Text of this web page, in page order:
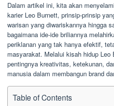
Dalam artikel ini, kita akan
karier Leo Burnett, prinsip-prinsip
warisan yang diwariskannya hingga
bagaimana ide-ide briliannya
periklanan yang tak hanya efektif,
masyarakat. Melalui kisah hidup
pentingnya kreativitas, ketekunan,
manusia dalam membangun brand
Table of Contents